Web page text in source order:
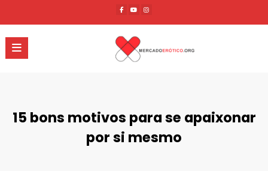
o
conteúdo
15 bons motivos para se apaixonar
por si mesmo